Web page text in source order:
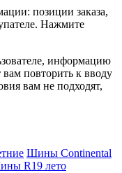
позиции заказа,
Нажмите
информацию
повторить к вводу
вам не подходят,
Шины Continental
R19 лето